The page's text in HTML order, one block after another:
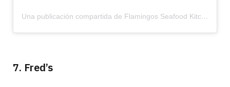
Una publicación compartida de Flamingos Seafood Kitchen (@flamingosseafoodkitchen)
7. Fred’s